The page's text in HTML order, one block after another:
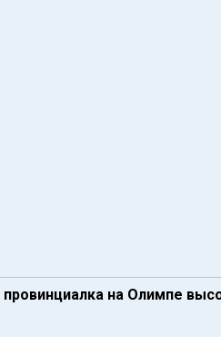
провинциалка на Олимпе